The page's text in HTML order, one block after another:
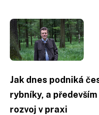
Jak dnes podniká
rybníky, a
rozvoj v praxi